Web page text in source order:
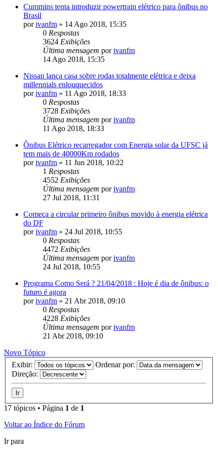
Cummins tenta introduzir powertrain elétrico para ônibus no
Brasil
porivanfm » 14 Ago 2018, 15:35
0 Respostas
3624 Exibições
Última mensagem porivanfm
14 Ago 2018, 15:35
Nissan lança casa sobre rodas totalmente elétrica e deixa
millennials enlouquecidos
porivanfm » 11 Ago 2018, 18:33
0 Respostas
3728 Exibições
Última mensagem porivanfm
11 Ago 2018, 18:33
Ônibus Elétrico recarregador com Energia solar da UFSC já
tem mais de 40000Km rodados
porivanfm » 11 Jun 2018, 10:22
1 Respostas
4552 Exibições
Última mensagem porivanfm
27 Jul 2018, 11:31
Começa a circular primeiro ônibus movido à energia elétrica
do DF
porivanfm » 24 Jul 2018, 10:55
0 Respostas
4472 Exibições
Última mensagem porivanfm
24 Jul 2018, 10:55
Programa Como Será ? 21/04/2018 : Hoje é dia de ônibus: o
futuro é agora
porivanfm » 21 Abr 2018, 09:10
0 Respostas
4228 Exibições
Última mensagem porivanfm
21 Abr 2018, 09:10
Novo Tópico
Exibir:
Ordenar por:
Direção:
17 tópicos • Página 1 de 1
Voltar ao Índice do Fórum
Ir para